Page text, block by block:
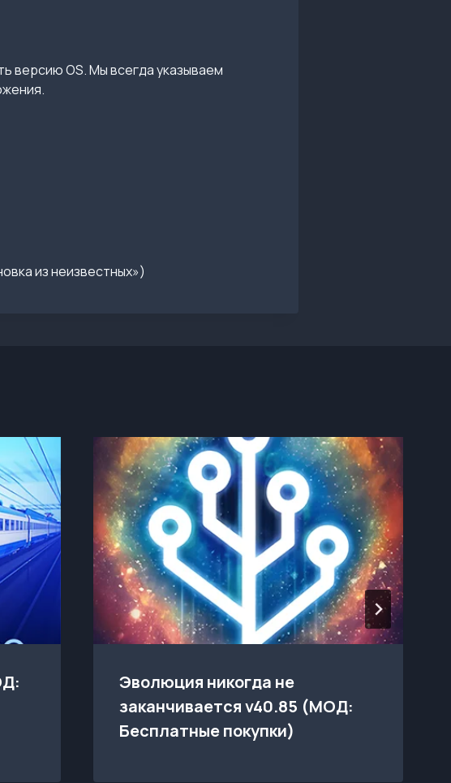
версию OS. Мы всегда указываем
из неизвестных»)
Эволюция никогда не
заканчивается v40.85 (МОД:
Бесплатные покупки)